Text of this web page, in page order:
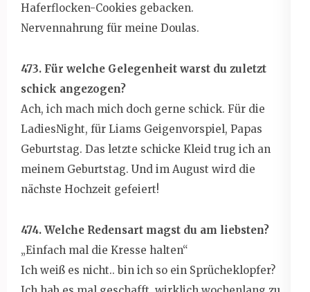
Haferflocken-Cookies gebacken.
Nervennahrung für meine Doulas.
473. Für welche Gelegenheit warst du zuletzt
schick angezogen?
Ach, ich mach mich doch gerne schick. Für die
LadiesNight, für Liams Geigenvorspiel, Papas
Geburtstag. Das letzte schicke Kleid trug ich an
meinem Geburtstag. Und im August wird die
nächste Hochzeit gefeiert!
474. Welche Redensart magst du am liebsten?
„Einfach mal die Kresse halten“
Ich weiß es nicht.. bin ich so ein Sprücheklopfer?